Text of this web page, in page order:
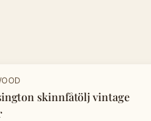
skinnfåtölj vintage